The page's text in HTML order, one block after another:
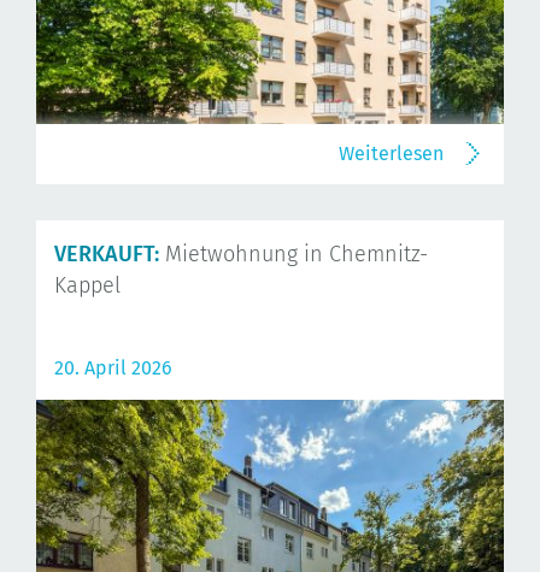
Weiterlesen
VERKAUFT: Mietwohnung in Chemnitz-
Kappel
20. April 2026